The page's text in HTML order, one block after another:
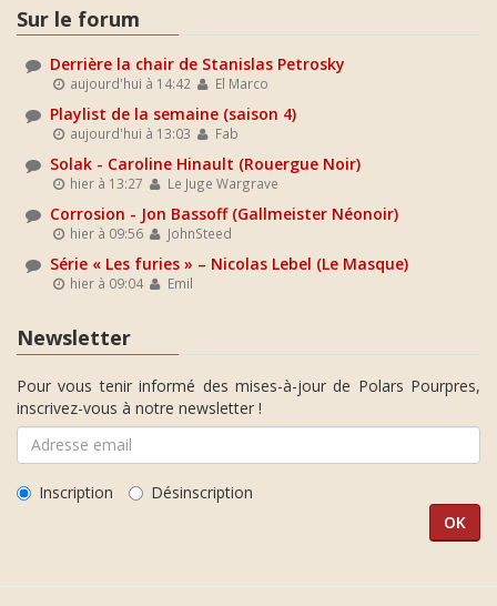
Sur le forum
Derrière la chair de Stanislas Petrosky
aujourd'hui à 14:42 El Marco
Playlist de la semaine (saison 4)
aujourd'hui à 13:03 Fab
Solak - Caroline Hinault (Rouergue Noir)
hier à 13:27 Le Juge Wargrave
Corrosion - Jon Bassoff (Gallmeister Néonoir)
hier à 09:56 JohnSteed
Série « Les furies » – Nicolas Lebel (Le Masque)
hier à 09:04 Emil
Newsletter
Pour vous tenir informé des mises-à-jour de Polars Pourpres,
inscrivez-vous à notre newsletter !
Inscription Désinscription